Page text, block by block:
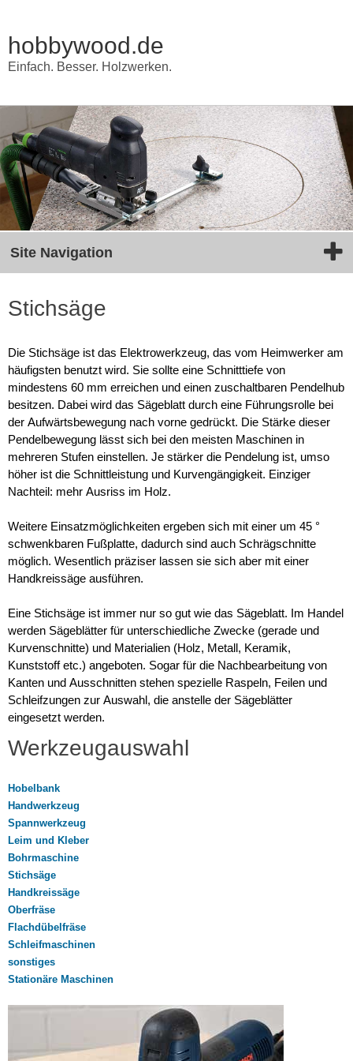
hobbywood.de
Einfach. Besser. Holzwerken.
Site Navigation
Stichsäge
Die Stichsäge ist das Elektrowerkzeug, das vom Heimwerker am
häufigsten benutzt wird. Sie sollte eine Schnitttiefe von
mindestens 60 mm erreichen und einen zuschaltbaren Pendelhub
besitzen. Dabei wird das Sägeblatt durch eine Führungsrolle bei
der Aufwärtsbewegung nach vorne gedrückt. Die Stärke dieser
Pendelbewegung lässt sich bei den meisten Maschinen in
mehreren Stufen einstellen. Je stärker die Pendelung ist, umso
höher ist die Schnittleistung und Kurvengängigkeit. Einziger
Nachteil: mehr Ausriss im Holz.
Weitere Einsatzmöglichkeiten ergeben sich mit einer um 45 °
schwenkbaren Fußplatte, dadurch sind auch Schrägschnitte
möglich. Wesentlich präziser lassen sie sich aber mit einer
Handkreissäge ausführen.
Eine Stichsäge ist immer nur so gut wie das Sägeblatt. Im Handel
werden Sägeblätter für unterschiedliche Zwecke (gerade und
Kurvenschnitte) und Materialien (Holz, Metall, Keramik,
Kunststoff etc.) angeboten. Sogar für die Nachbearbeitung von
Kanten und Ausschnitten stehen spezielle Raspeln, Feilen und
Schleifzungen zur Auswahl, die anstelle der Sägeblätter
eingesetzt werden.
Werkzeugauswahl
Hobelbank
Handwerkzeug
Spannwerkzeug
Leim und Kleber
Bohrmaschine
Stichsäge
Handkreissäge
Oberfräse
Flachdübelfräse
Schleifmaschinen
sonstiges
Stationäre Maschinen